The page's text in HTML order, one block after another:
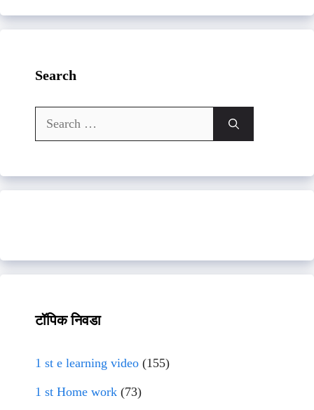
Search
Search
for:
टॉपिक निवडा
1 st e learning video (155)
1 st Home work (73)